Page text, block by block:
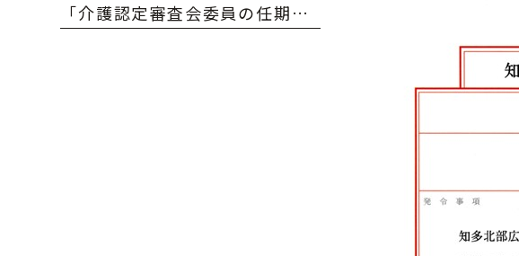
「介護認定審査会委員の任期満了および更新を致しました」